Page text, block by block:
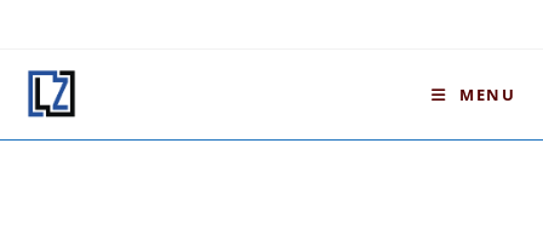
content
MENU